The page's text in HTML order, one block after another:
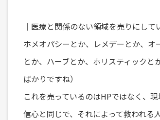
｜医療と関係のない領域を売りにして
ホメオパシーとか、レメデーとか、
とか、ハーブとか、ホリスティック
ばかりですね）
これを売っているのはHPではなく、現
信心と同じで、それによって救われる